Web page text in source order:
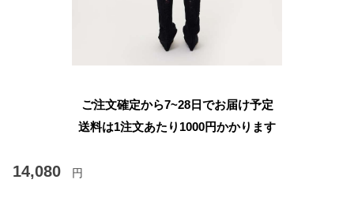
ご注文確定から7~28日でお届け予定
送料は1注文あたり 1000円かかります
14,080 円